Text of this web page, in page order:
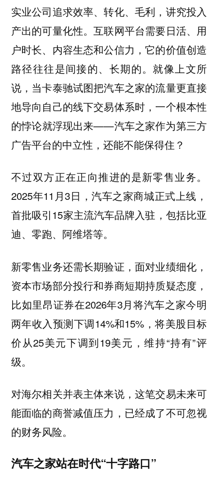
实业公司追求效率、转化、毛利，讲究投入
产出的可量化性。互联网平台需要日活、用
户时长、内容生态和公信力，它的价值创造
路径往往是间接的、长期的。就像上文所
说，当卡泰驰试图把汽车之家的流量更直接
地导向自己的线下交易体系时，一个根本性
的悖论就浮现出来——汽车之家作为第三方
广告平台的中立性，还能不能保得住？
不过双方正在正向推进的是新零售业务。
2025年11月3日，汽车之家商城正式上线，
首批吸引15家主流汽车品牌入驻，包括比亚
迪、零跑、阿维塔等。
新零售业务还需长期验证，面对业绩细化，
资本市场部分投行和券商短期持质疑态度，
比如里昂证券在2026年3月将汽车之家今明
两年收入预测下调14%和15%，将美股目标
价从25美元下调到19美元，维持“持有”评
级。
对海尔相关并表主体来说，这笔交易未来可
能面临的商誉减值压力，已经成了不可忽视
的财务风险。
汽车之家站在时代“十字路口”